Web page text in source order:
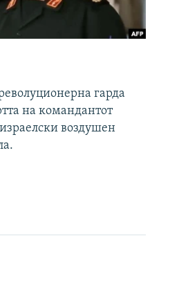
гарда
на командантот
воздушен